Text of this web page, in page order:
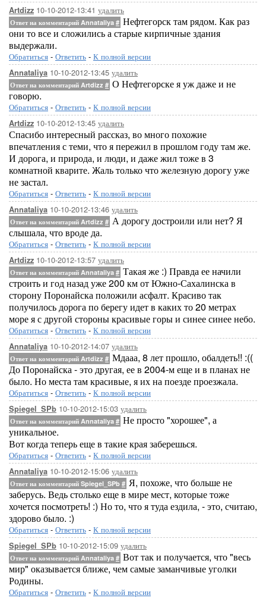
Artdizz 10-10-2012-13:41 удалить
Ответ на комментарий Annataliya # Нефтегорск там рядом. Как раз
они то все и сложились а старые кирпичные здания
выдержали.
Обратиться - Ответить - К полной версии
Annataliya 10-10-2012-13:45 удалить
Ответ на комментарий Artdizz # О Нефтегорске я уж даже и не
говорю.
Обратиться - Ответить - К полной версии
Artdizz 10-10-2012-13:45 удалить
Спасибо интересный рассказ, во много похожие
впечатления с теми, что я пережил в прошлом году там же.
И дорога, и природа, и люди, и даже жил тоже в 3
комнатной кварите. Жаль только что железную дорогу уже
не застал.
Обратиться - Ответить - К полной версии
Annataliya 10-10-2012-13:46 удалить
Ответ на комментарий Artdizz # А дорогу достроили или нет? Я
слышала, что вроде да.
Обратиться - Ответить - К полной версии
Artdizz 10-10-2012-13:57 удалить
Ответ на комментарий Annataliya # Такая же :) Правда ее начили
строить и год назад уже 200 км от Южно-Сахалинска в
сторону Поронайска положили асфалт. Красиво так
получилось дорога по берегу идет в каких то 20 метрах
море я с другой стороны красивые горы и синее синее небо.
Обратиться - Ответить - К полной версии
Annataliya 10-10-2012-14:07 удалить
Ответ на комментарий Artdizz # Мдааа, 8 лет прошло, обалдеть!! :((
До Поронайска - это другая, ее в 2004-м еще и в планах не
было. Но места там красивые, я их на поезде проезжала.
Обратиться - Ответить - К полной версии
Spiegel_SPb 10-10-2012-15:03 удалить
Ответ на комментарий Annataliya # Не просто "хорошее", а
уникальное.
Вот когда теперь еще в такие края заберешься.
Обратиться - Ответить - К полной версии
Annataliya 10-10-2012-15:06 удалить
Ответ на комментарий Spiegel_SPb # Я, похоже, что больше не
заберусь. Ведь столько еще в мире мест, которые тоже
хочется посмотреть! :) Но то, что я туда ездила, - это, считаю,
здорово было. :)
Обратиться - Ответить - К полной версии
Spiegel_SPb 10-10-2012-15:09 удалить
Ответ на комментарий Annataliya # Вот так и получается, что "весь
мир" оказывается ближе, чем самые заманчивые уголки
Родины.
Обратиться - Ответить - К полной версии